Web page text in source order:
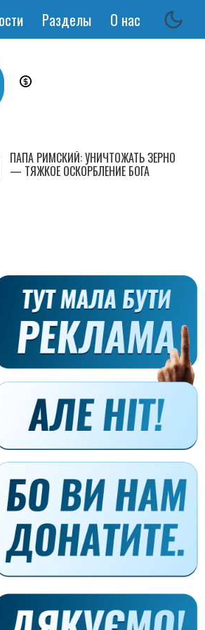
Разделы О нас
ПАПА РИМСКИЙ: УНИЧТОЖАТЬ ЗЕРНО
— ТЯЖКОЕ ОСКОРБЛЕНИЕ БОГА